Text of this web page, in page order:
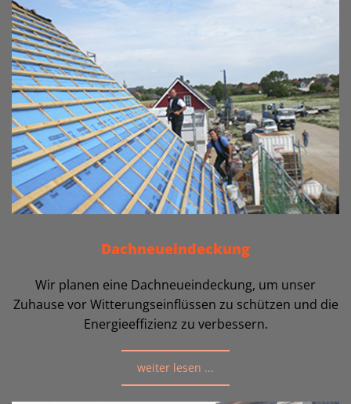
Dachneueindeckung
Wir planen eine Dachneueindeckung, um unser
Zuhause vor Witterungseinflüssen zu schützen und die
Energieeffizienz zu verbessern.
weiter lesen ...